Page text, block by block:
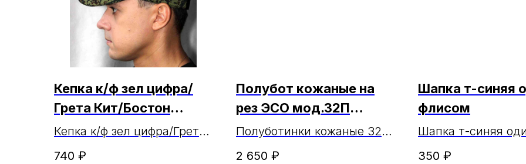
Кепка к/ф зел цифра/
Грета Кит/Бостон
МАРКА (ЧЗ
Кепка к/ф зел цифра/Грета
МАРКА
740 ₽
Полубот кожаные на
рез ЭСО мод.32П
(перфорация)
Полуботинки кожаные 32П
на резинке
2 650 ₽
Шапка т-синяя
флисом
Шапка т-синяя
флисом
350 ₽